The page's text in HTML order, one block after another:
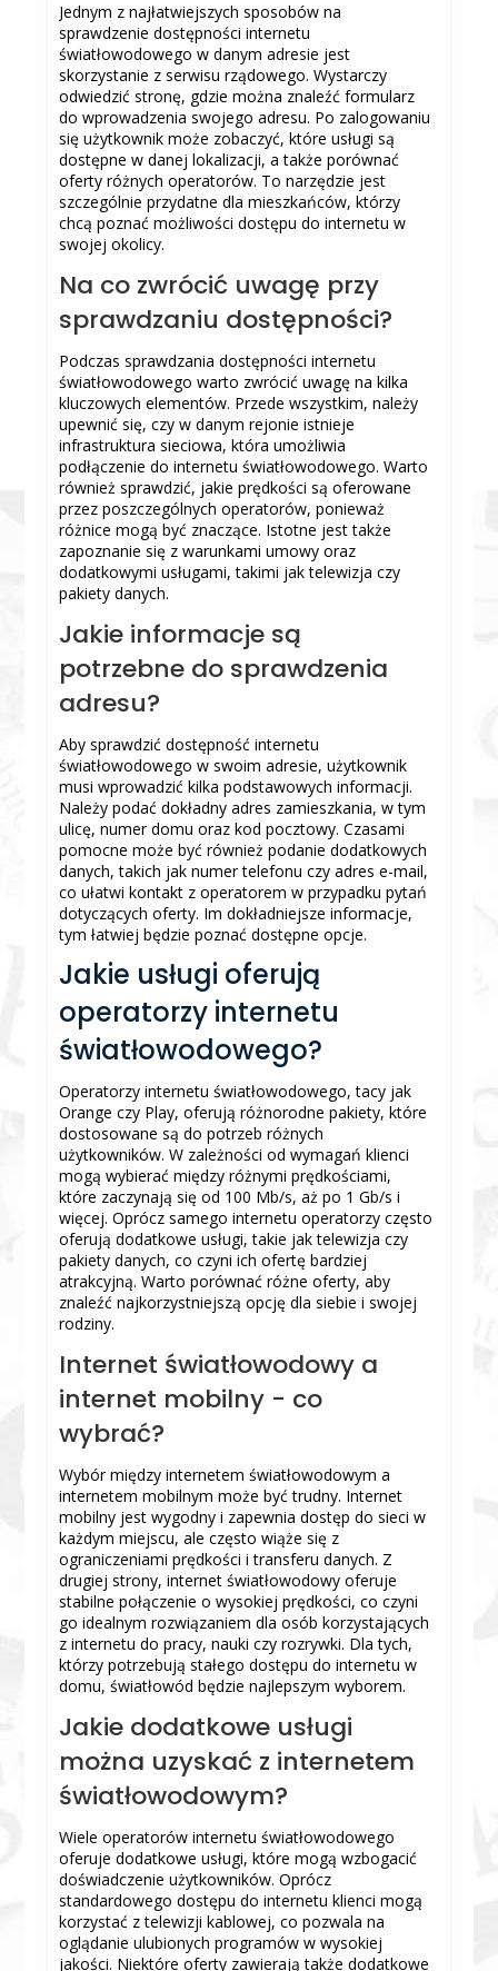
Jednym z najłatwiejszych sposobów na
sprawdzenie dostępności internetu
światłowodowego w danym adresie jest
skorzystanie z serwisu rządowego. Wystarczy
odwiedzić stronę, gdzie można znaleźć formularz
do wprowadzenia swojego adresu. Po zalogowaniu
się użytkownik może zobaczyć, które usługi są
dostępne w danej lokalizacji, a także porównać
oferty różnych operatorów. To narzędzie jest
szczególnie przydatne dla mieszkańców, którzy
chcą poznać możliwości dostępu do internetu w
swojej okolicy.
Na co zwrócić uwagę przy
sprawdzaniu dostępności?
Podczas sprawdzania dostępności internetu
światłowodowego warto zwrócić uwagę na kilka
kluczowych elementów. Przede wszystkim, należy
upewnić się, czy w danym rejonie istnieje
infrastruktura sieciowa, która umożliwia
podłączenie do internetu światłowodowego. Warto
również sprawdzić, jakie prędkości są oferowane
przez poszczególnych operatorów, ponieważ
różnice mogą być znaczące. Istotne jest także
zapoznanie się z warunkami umowy oraz
dodatkowymi usługami, takimi jak telewizja czy
pakiety danych.
Jakie informacje są
potrzebne do sprawdzenia
adresu?
Aby sprawdzić dostępność internetu
światłowodowego w swoim adresie, użytkownik
musi wprowadzić kilka podstawowych informacji.
Należy podać dokładny adres zamieszkania, w tym
ulicę, numer domu oraz kod pocztowy. Czasami
pomocne może być również podanie dodatkowych
danych, takich jak numer telefonu czy adres e-mail,
co ułatwi kontakt z operatorem w przypadku pytań
dotyczących oferty. Im dokładniejsze informacje,
tym łatwiej będzie poznać dostępne opcje.
Jakie usługi oferują
operatorzy internetu
światłowodowego?
Operatorzy internetu światłowodowego, tacy jak
Orange czy Play, oferują różnorodne pakiety, które
dostosowane są do potrzeb różnych
użytkowników. W zależności od wymagań klienci
mogą wybierać między różnymi prędkościami,
które zaczynają się od 100 Mb/s, aż po 1 Gb/s i
więcej. Oprócz samego internetu operatorzy często
oferują dodatkowe usługi, takie jak telewizja czy
pakiety danych, co czyni ich ofertę bardziej
atrakcyjną. Warto porównać różne oferty, aby
znaleźć najkorzystniejszą opcję dla siebie i swojej
rodziny.
Internet światłowodowy a
internet mobilny - co
wybrać?
Wybór między internetem światłowodowym a
internetem mobilnym może być trudny. Internet
mobilny jest wygodny i zapewnia dostęp do sieci w
każdym miejscu, ale często wiąże się z
ograniczeniami prędkości i transferu danych. Z
drugiej strony, internet światłowodowy oferuje
stabilne połączenie o wysokiej prędkości, co czyni
go idealnym rozwiązaniem dla osób korzystających
z internetu do pracy, nauki czy rozrywki. Dla tych,
którzy potrzebują stałego dostępu do internetu w
domu, światłowód będzie najlepszym wyborem.
Jakie dodatkowe usługi
można uzyskać z internetem
światłowodowym?
Wiele operatorów internetu światłowodowego
oferuje dodatkowe usługi, które mogą wzbogacić
doświadczenie użytkowników. Oprócz
standardowego dostępu do internetu klienci mogą
korzystać z telewizji kablowej, co pozwala na
oglądanie ulubionych programów w wysokiej
jakości. Niektóre oferty zawierają także dodatkowe